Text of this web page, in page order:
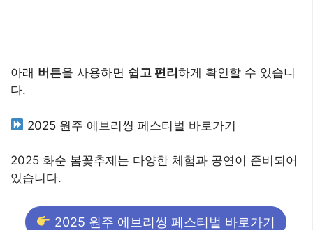
아래 버튼을 사용하면 쉽고 편리 하게 확인할 수 있습니
다.
2025 원주 에브리씽 페스티벌 바로가기
2025 화순 봄꽃추제는 다양한 체험과 공연이 준비되어
있습니다.
2025 원주 에브리씽 페스티벌 바로가기